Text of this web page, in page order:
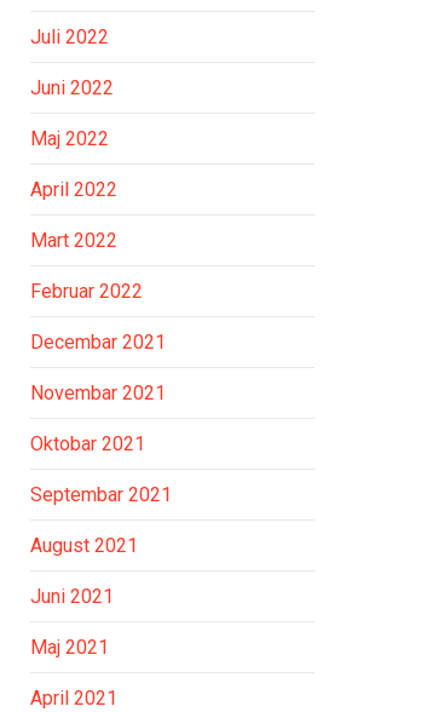
Juli 2022
Juni 2022
Maj 2022
April 2022
Mart 2022
Februar 2022
Decembar 2021
Novembar 2021
Oktobar 2021
Septembar 2021
August 2021
Juni 2021
Maj 2021
April 2021